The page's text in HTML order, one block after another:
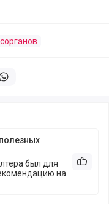
в телеграмв whatsapp
был для
на